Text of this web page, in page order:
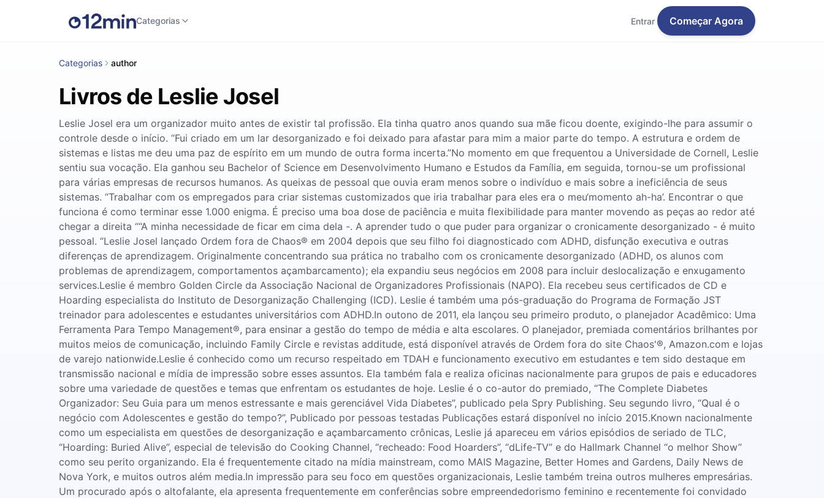
Categorias Entrar Começar Agora
Categorias author
Livros de Leslie Josel
Leslie Josel era um organizador muito antes de existir tal profissão. Ela tinha quatro anos quando sua mãe ficou doente, exigindo-lhe para assumir o
controle desde o início. “Fui criado em um lar desorganizado e foi deixado para afastar para mim a maior parte do tempo. A estrutura e ordem de
sistemas e listas me deu uma paz de espírito em um mundo de outra forma incerta.”No momento em que frequentou a Universidade de Cornell, Leslie
sentiu sua vocação. Ela ganhou seu Bachelor of Science em Desenvolvimento Humano e Estudos da Família, em seguida, tornou-se um profissional
para várias empresas de recursos humanos. As queixas de pessoal que ouvia eram menos sobre o indivíduo e mais sobre a ineficiência de seus
sistemas. “Trabalhar com os empregados para criar sistemas customizados que iria trabalhar para eles era o meu‘momento ah-ha’. Encontrar o que
funciona é como terminar esse 1.000 enigma. É preciso uma boa dose de paciência e muita flexibilidade para manter movendo as peças ao redor até
chegar a direita ““A minha necessidade de ficar em cima dela -. A aprender tudo o que puder para organizar o cronicamente desorganizado - é muito
pessoal. “Leslie Josel lançado Ordem fora de Chaos® em 2004 depois que seu filho foi diagnosticado com ADHD, disfunção executiva e outras
diferenças de aprendizagem. Originalmente concentrando sua prática no trabalho com os cronicamente desorganizado (ADHD, os alunos com
problemas de aprendizagem, comportamentos açambarcamento); ela expandiu seus negócios em 2008 para incluir deslocalização e enxugamento
services.Leslie é membro Golden Circle da Associação Nacional de Organizadores Profissionais (NAPO). Ela recebeu seus certificados de CD e
Hoarding especialista do Instituto de Desorganização Challenging (ICD). Leslie é também uma pós-graduação do Programa de Formação JST
treinador para adolescentes e estudantes universitários com ADHD.In outono de 2011, ela lançou seu primeiro produto, o planejador Acadêmico: Uma
Ferramenta Para Tempo Management®, para ensinar a gestão do tempo de média e alta escolares. O planejador, premiada comentários brilhantes por
muitos meios de comunicação, incluindo Family Circle e revistas additude, está disponível através de Ordem fora do site Chaos'®, Amazon.com e lojas
de varejo nationwide.Leslie é conhecido como um recurso respeitado em TDAH e funcionamento executivo em estudantes e tem sido destaque em
transmissão nacional e mídia de impressão sobre esses assuntos. Ela também fala e realiza oficinas nacionalmente para grupos de pais e educadores
sobre uma variedade de questões e temas que enfrentam os estudantes de hoje. Leslie é o co-autor do premiado, “The Complete Diabetes
Organizador: Seu Guia para um menos estressante e mais gerenciável Vida Diabetes”, publicado pela Spry Publishing. Seu segundo livro, “Qual é o
negócio com Adolescentes e gestão do tempo?”, Publicado por pessoas testadas Publicações estará disponível no início 2015.Known nacionalmente
como um especialista em questões de desorganização e açambarcamento crônicas, Leslie já apareceu em vários episódios de seriado de TLC,
“Hoarding: Buried Alive”, especial de televisão do Cooking Channel, “recheado: Food Hoarders”, “dLife-TV” e do Hallmark Channel “o melhor Show”
como seu perito organizando. Ela é frequentemente citado na mídia mainstream, como MAIS Magazine, Better Homes and Gardens, Daily News de
Nova York, e muitos outros além media.In impressão para seu foco em questões organizacionais, Leslie também treina outros mulheres empresárias.
Um procurado após o altofalante, ela apresenta frequentemente em conferências sobre empreendedorismo feminino e recentemente foi convidado